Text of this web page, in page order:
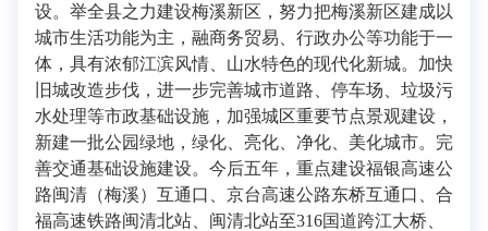
设。举全县之力建设梅溪新区，努力把梅溪新区建成以
城市生活功能为主，融商务贸易、行政办公等功能于一
体，具有浓郁江滨风情、山水特色的现代化新城。加快
旧城改造步伐，进一步完善城市道路、停车场、垃圾污
水处理等市政基础设施，加强城区重要节点景观建设，
新建一批公园绿地，绿化、亮化、净化、美化城市。完
善交通基础设施建设。今后五年，重点建设福银高速公
路闽清（梅溪）互通口、京台高速公路东桥互通口、合
福高速铁路闽清北站、闽清北站至316国道跨江大桥、